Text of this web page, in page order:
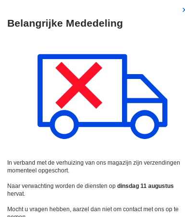
Verzendingen worden op dinsdag 11
& OPLOSSINGEN